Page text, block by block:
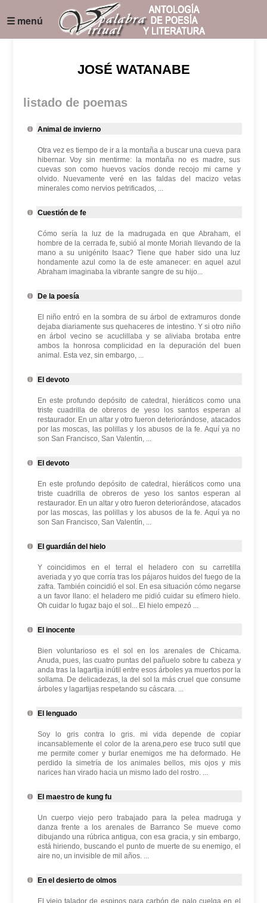
☰ menú
JOSÉ WATANABE
listado de poemas
Animal de invierno
Otra vez es tiempo de ir a la montaña a buscar una cueva para
hibernar. Voy sin mentirme: la montaña no es madre, sus
cuevas son como huevos vacíos donde recojo mi carne y
olvido. Nuevamente veré en las faldas del macizo vetas
minerales como nervios petrificados, ...
Cuestión de fe
Cómo sería la luz de la madrugada en que Abraham, el
hombre de la cerrada fe, subió al monte Moriah llevando de la
mano a su unigénito Isaac? Tiene que haber sido una luz
hondamente azul como la de este amanecer: en aquel azul
Abraham imaginaba la vibrante sangre de su hijo...
De la poesía
El niño entró en la sombra de su árbol de extramuros donde
dejaba diariamente sus quehaceres de intestino. Y si otro niño
en árbol vecino se acuclillaba y se aliviaba brotaba entre
ambos la honrosa complicidad en la depuración del buen
animal. Esta vez, sin embargo, ...
El devoto
En este profundo depósito de catedral, hieráticos como una
triste cuadrilla de obreros de yeso los santos esperan al
restaurador. En un altar y otro fueron deteriorándose, atacados
por las moscas, las polillas y los abusos de la fe. Aquí ya no
son San Francisco, San Valentín, ...
El devoto
En este profundo depósito de catedral, hieráticos como una
triste cuadrilla de obreros de yeso los santos esperan al
restaurador. En un altar y otro fueron deteriorándose, atacados
por las moscas, las polillas y los abusos de la fe. Aquí ya no
son San Francisco, San Valentín, ...
El guardián del hielo
Y coincidimos en el terral el heladero con su carretilla
averiada y yo que corría tras los pájaros huidos del fuego de la
zafra. También coincidió el sol. En esa situación cómo negarse
a un favor llano: el heladero me pidió cuidar su efímero hielo.
Oh cuidar lo fugaz bajo el sol... El hielo empezó ...
El inocente
Bien voluntarioso es el sol en los arenales de Chicama.
Anuda, pues, las cuatro puntas del pañuelo sobre tu cabeza y
anda tras la lagartija inútil entre esos árboles ya muertos por la
sollama. De delicadezas, la del sol la más cruel que consume
árboles y lagartijas respetando su cáscara. ...
El lenguado
Soy lo gris contra lo gris. mi vida depende de copiar
incansablemente el color de la arena,pero ese truco sutil que
me permite comer y burlar enemigos me ha deformado. He
perdido la simetría de los animales bellos, mis ojos y mis
narices han virado hacia un mismo lado del rostro. ...
El maestro de kung fu
Un cuerpo viejo pero trabajado para la pelea madruga y
danza frente a los arenales de Barranco Se mueve como
dibujando una rúbrica antigua, con esa gracia, y sin embargo,
está hiriendo, buscando el punto de muerte de su enemigo, el
aire no, un invisible de mil años. ...
En el desierto de olmos
El viejo talador de espinos para carbón de palo cuelga en el